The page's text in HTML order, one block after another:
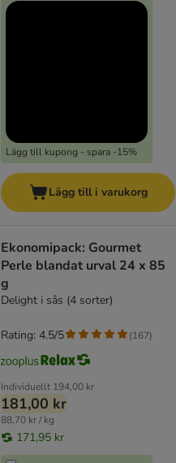
Lägg till kupong - spara -15%
Lägg till i varukorg
Ekonomipack: Gourmet
Perle blandat urval 24 x 85
g
Delight i sås (4 sorter)
Individuellt 194,00 kr
181,00 kr
88,70 kr / kg
171,95 kr
Rating: 4.5/5 (167)